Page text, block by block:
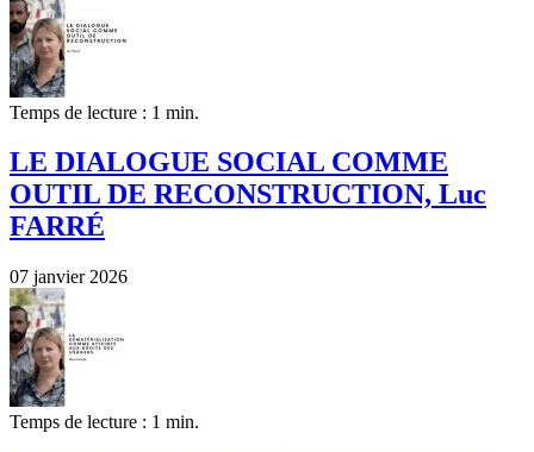
Temps de lecture : 1 min.
LE DIALOGUE SOCIAL COMME
OUTIL DE RECONSTRUCTION, Luc
FARRÉ
07 janvier 2026
Temps de lecture : 1 min.